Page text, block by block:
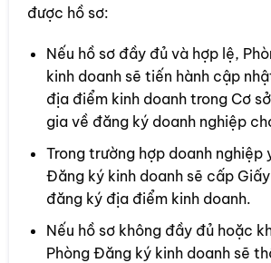
được hồ sơ:
Nếu hồ sơ đầy đủ và hợp lệ,
kinh doanh sẽ tiến hành cập
địa điểm kinh doanh trong Cơ
gia về đăng ký doanh nghiệp
Trong trường hợp doanh nghiệp
Đăng ký kinh doanh sẽ cấp
đăng ký địa điểm kinh doanh.
Nếu hồ sơ không đầy đủ hoặc
Phòng Đăng ký kinh doanh sẽ